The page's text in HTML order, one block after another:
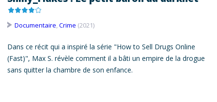
Documentaire,Crime (2021)
Dans ce récit qui a inspiré la série "How to Sell Drugs Online
(Fast)", Max S. révèle comment il a bâti un empire de la drogue
sans quitter la chambre de son enfance.